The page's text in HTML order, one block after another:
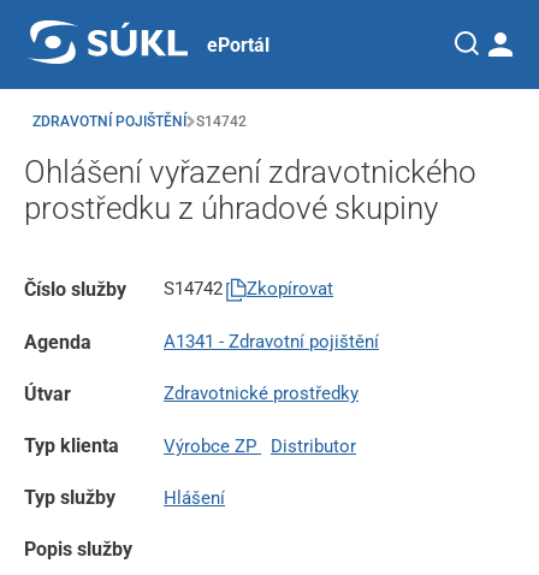
ePortál
ZDRAVOTNÍ POJIŠTĚNÍ S14742
Ohlášení vyřazení zdravotnického
prostředku z úhradové skupiny
Číslo služby S14742 Zkopírovat
Agenda A1341 - Zdravotní pojištění
Útvar Zdravotnické prostředky
Typ klienta Výrobce ZP Distributor
Typ služby Hlášení
Popis služby